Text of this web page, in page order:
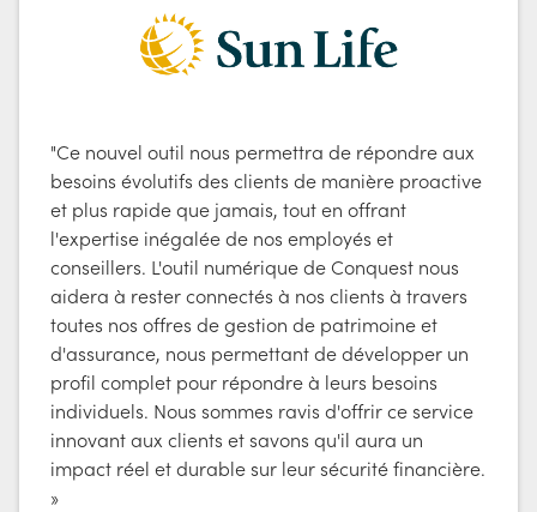
"Ce nouvel outil nous permettra de répondre aux
besoins évolutifs des clients de manière proactive
et plus rapide que jamais, tout en offrant
l'expertise inégalée de nos employés et
conseillers. L'outil numérique de Conquest nous
aidera à rester connectés à nos clients à travers
toutes nos offres de gestion de patrimoine et
d'assurance, nous permettant de développer un
profil complet pour répondre à leurs besoins
individuels. Nous sommes ravis d'offrir ce service
innovant aux clients et savons qu'il aura un
impact réel et durable sur leur sécurité financière.
»